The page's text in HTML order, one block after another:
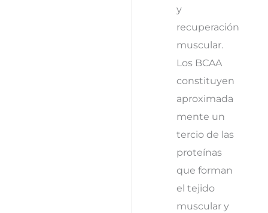
y
recuperación
muscular.
Los BCAA
constituyen
aproximada
mente un
tercio de las
proteínas
que forman
el tejido
muscular y